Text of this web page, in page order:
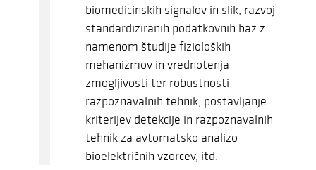
biomedicinskih signalov in slik, razvoj
standardiziranih podatkovnih baz z
namenom študije fizioloških
mehanizmov in vrednotenja
zmogljivosti ter robustnosti
razpoznavalnih tehnik, postavljanje
kriterijev detekcije in razpoznavalnih
tehnik za avtomatsko analizo
bioelektričnih vzorcev, itd.